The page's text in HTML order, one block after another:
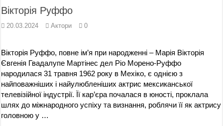
Вікторія Руффо
20.03.2024 Актори 0
Вікторія Руффо, повне ім’я при народженні – Марія Вікторія
Євгенія Гвадалупе Мартінес дел Ріо Морено-Руффо
народилася 31 травня 1962 року в Мехіко, є однією з
найповажніших і найулюбленіших актрис мексиканської
телевізійної індустрії. Її кар’єра почалася в юності, проклала
шлях до міжнародного успіху та визнання, роблячи її як актрису
головною у …